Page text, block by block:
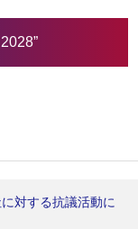
対する抗議活動に